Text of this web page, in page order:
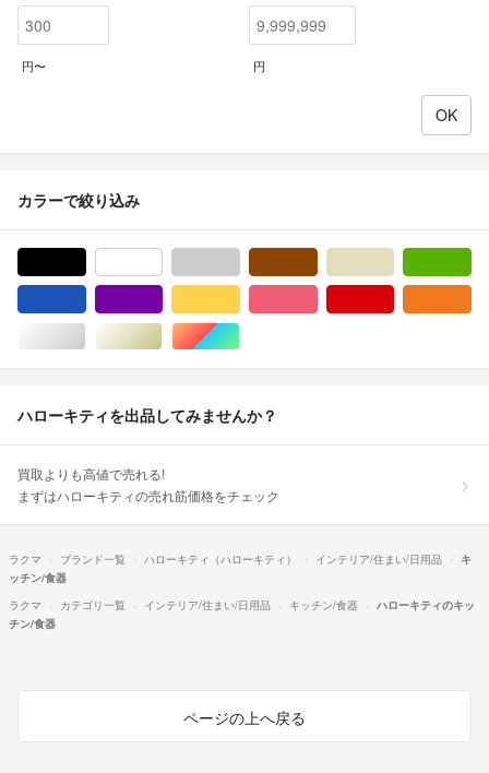
円〜 円
カラーで絞り込み
シルバー/銀色系ゴールド/金色系マルチカラー
ハローキティを出品してみませんか？
買取よりも高値で売れる!
まずはハローキティの売れ筋価格をチェック
ラクマ ブランド一覧 ハローキティ（ハローキティ） インテリア/住まい/日用品
キ
ッチン/食器
ラクマ
カテゴリ一覧 インテリア/住まい/日用品 キッチン/食器
ハローキティのキッ
チン/食器
ページの上へ戻る